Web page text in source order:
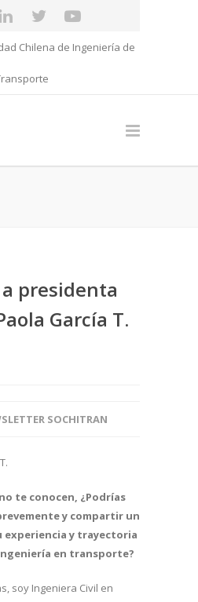
Chilena de Ingeniería de
presidenta
García T.
SOCHITRAN
T.
te conocen, ¿Podrías
y compartir un
experiencia y trayectoria
en transporte?
soy Ingeniera Civil en